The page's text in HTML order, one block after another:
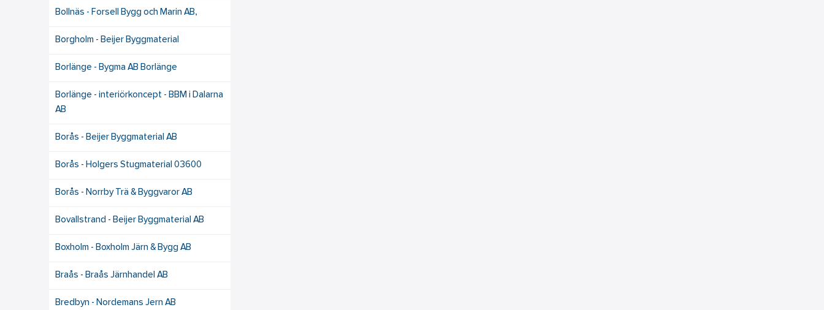
Bollnäs - Forsell Bygg och Marin AB,
Borgholm - Beijer Byggmaterial
Borlänge - Bygma AB Borlänge
Borlänge - interiörkoncept - BBM i Dalarna
AB
Borås - Beijer Byggmaterial AB
Borås - Holgers Stugmaterial 03600
Borås - Norrby Trä & Byggvaror AB
Bovallstrand - Beijer Byggmaterial AB
Boxholm - Boxholm Järn & Bygg AB
Braås - Braås Järnhandel AB
Bredbyn - Nordemans Jern AB